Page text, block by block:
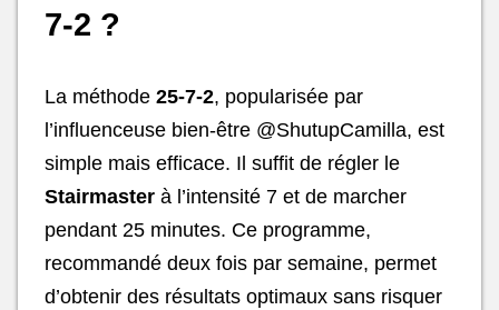
7-2 ?
La méthode 25-7-2, popularisée par
l’influenceuse bien-être @ShutupCamilla, est
simple mais efficace. Il suffit de régler le
Stairmaster à l’intensité 7 et de marcher
pendant 25 minutes. Ce programme,
recommandé deux fois par semaine, permet
d’obtenir des résultats optimaux sans risquer